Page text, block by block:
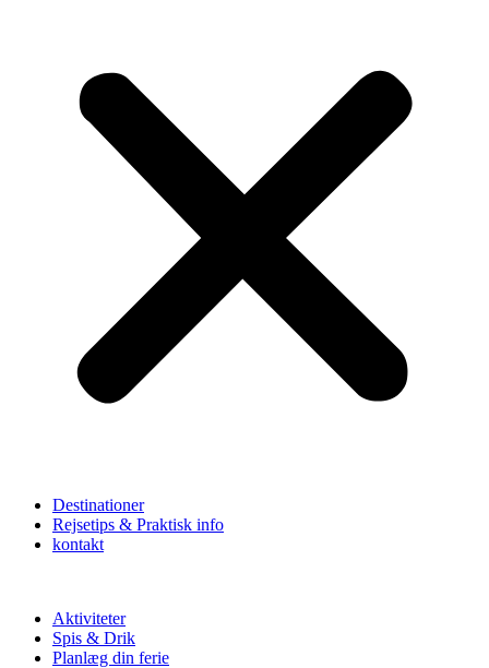
Destinationer
Rejsetips & Praktisk info
kontakt
Aktiviteter
Spis & Drik
Planlæg din ferie